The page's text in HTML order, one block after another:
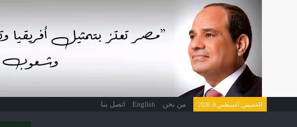
الخميس, أغسطس 6, 2026 من نحن English اتصل بنا